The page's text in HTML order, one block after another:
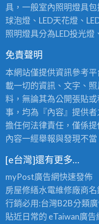
具，一般室內照明燈具包
球泡燈、LED天花燈、
照明燈具分為LED投光燈
免責聲明
本網站僅提供資訊參考
載一切的資訊、文字、
料，無論其為公開張貼
事，均為『內容』提供
擔任何法律責任，僅係
內容一經舉報與發現不
[e台灣]還有更多…
myPost廣告網快速發佈
房屋修繕水電維修廠商名
行銷必用:台灣B2B分類
貼近日常的 eTaiwan廣告